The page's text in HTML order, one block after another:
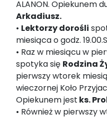
ALANON. Opiekunem
Arkadiusz.
• Lektorzy dorośli
miesiąca o godz.
• Raz w miesiącu w
spotyka się Rodzina
pierwszy wtorek
wieczornej Koło
Opiekunem jest ks.
• Również w pierwszy